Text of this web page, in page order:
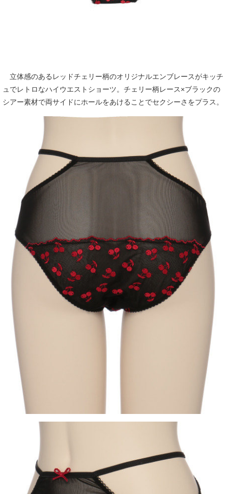
立体感のあるレッドチェリー柄のオリジナルエンブレースがキッチ
ュでレトロなハイウエストショーツ。チェリー柄レース×ブラックの
シアー素材で両サイドにホールをあけることでセクシーさをプラス。